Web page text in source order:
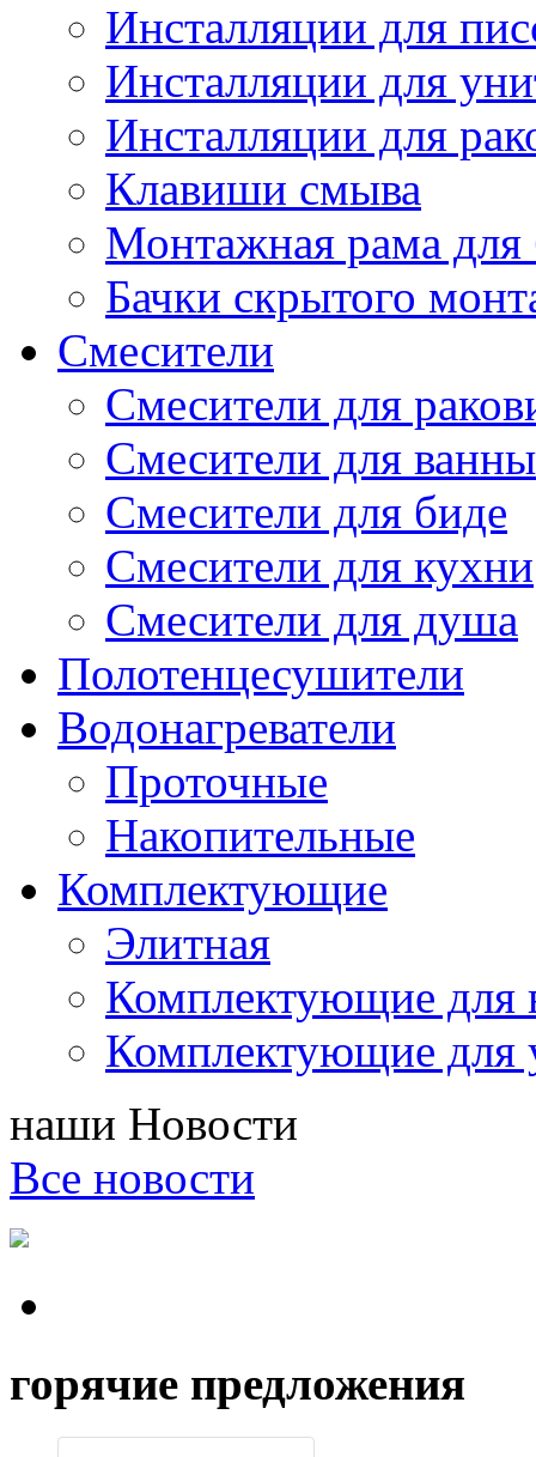
Инсталляции для
Инсталляции для
Инсталляции для
Клавиши смыва
Монтажная рама для
Бачки скрытого
Смесители
Смесители для
Смесители для ванны
Смесители для биде
Смесители для кухни
Смесители для душа
Полотенцесушители
Водонагреватели
Проточные
Накопительные
Комплектующие
Элитная
Комплектующие для
Комплектующие для
наши Новости
Все новости
горячие предложения